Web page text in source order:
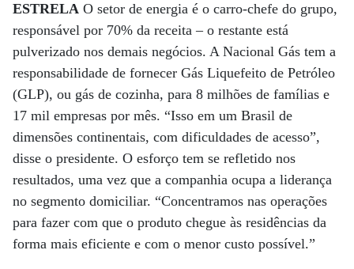
ESTRELA O setor de energia é o carro-chefe do grupo,
responsável por 70% da receita – o restante está
pulverizado nos demais negócios. A Nacional Gás tem a
responsabilidade de fornecer Gás Liquefeito de Petróleo
(GLP), ou gás de cozinha, para 8 milhões de famílias e
17 mil empresas por mês. “Isso em um Brasil de
dimensões continentais, com dificuldades de acesso”,
disse o presidente. O es­forço tem se refletido nos
resultados, uma vez que a companhia ocupa a liderança
no segmento domiciliar. “Concentramos nas operações
para fazer com que o produto chegue às residências da
forma mais eficiente e com o menor custo possível.”